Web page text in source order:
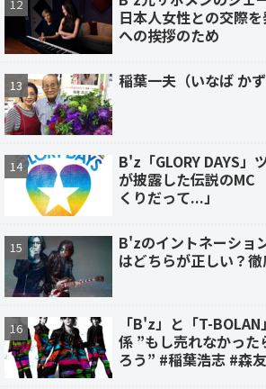
日本人女性との交際
への挨拶のため
稲葉一夫（いなば かず
B'z「GLORY DAYS」
が披露した伝説のMC
くりだって...」
B'zのイントネーショ
はどちらが正しい？
「B'z」と「T-
係 ”もし売れなかった
ろう” #稲葉浩志 #森